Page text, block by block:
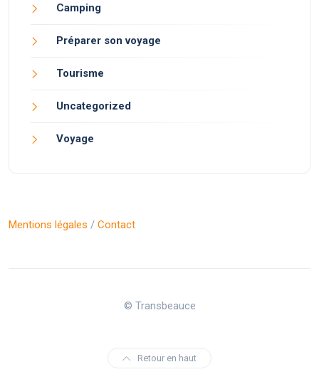
Camping
Préparer son voyage
Tourisme
Uncategorized
Voyage
Mentions légales / Contact
© Transbeauce
Retour en haut